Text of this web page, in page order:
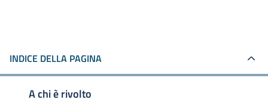
INDICE DELLA PAGINA
A chi è rivolto